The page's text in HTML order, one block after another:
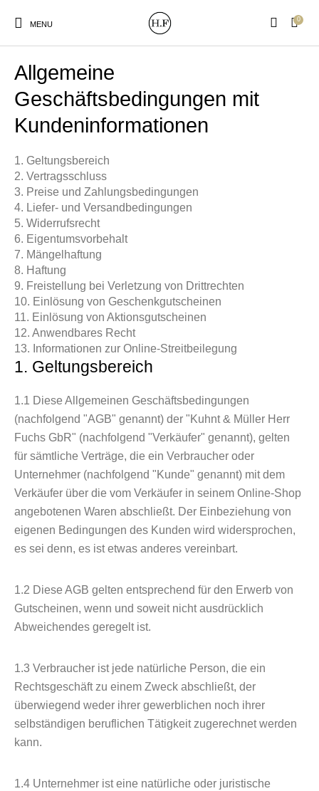
MENU
0
Gutscheine Kissen Magneten
Print:
Poster&Notizbücher
Strudia-Kampfkunst
AGB
Allgemeine
Geschäftsbedingungen mit
Kundeninformationen
1. Geltungsbereich
2. Vertragsschluss
3. Preise und Zahlungsbedingungen
4. Liefer- und Versandbedingungen
5. Widerrufsrecht
6. Eigentumsvorbehalt
7. Mängelhaftung
8. Haftung
9. Freistellung bei Verletzung von Drittrechten
10. Einlösung von Geschenkgutscheinen
11. Einlösung von Aktionsgutscheinen
12. Anwendbares Recht
13. Informationen zur Online-Streitbeilegung
1. Geltungsbereich
1.1 Diese Allgemeinen Geschäftsbedingungen
(nachfolgend "AGB" genannt) der "Kuhnt & Müller Herr
Fuchs GbR" (nachfolgend "Verkäufer" genannt), gelten
für sämtliche Verträge, die ein Verbraucher oder
Unternehmer (nachfolgend "Kunde" genannt) mit dem
Verkäufer über die vom Verkäufer in seinem Online-Shop
angebotenen Waren abschließt. Der Einbeziehung von
eigenen Bedingungen des Kunden wird widersprochen,
es sei denn, es ist etwas anderes vereinbart.
1.2 Diese AGB gelten entsprechend für den Erwerb von
Gutscheinen, wenn und soweit nicht ausdrücklich
Abweichendes geregelt ist.
1.3 Verbraucher ist jede natürliche Person, die ein
Rechtsgeschäft zu einem Zweck abschließt, der
überwiegend weder ihrer gewerblichen noch ihrer
selbständigen beruflichen Tätigkeit zugerechnet werden
kann.
1.4 Unternehmer ist eine natürliche oder juristische